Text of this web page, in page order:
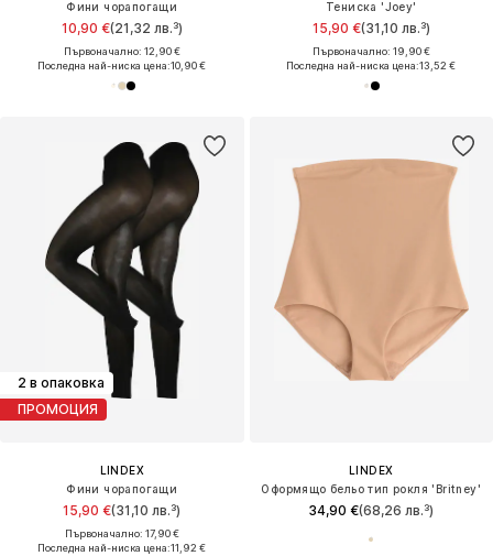
Фини чорапогащи
10,90 €(21,32 лв.³)
Първоначално: 12,90 €
Последна най-ниска цена:10,90 €
Тениска 'Joey'
15,90 €(31,10 лв.³)
Първоначално: 19,90 €
Последна най-ниска цена:13,52 €
2 в опаковка
ПРОМОЦИЯ
LINDEX
Фини чорапогащи
15,90 €(31,10 лв.³)
Първоначално: 17,90 €
Последна най-ниска цена:11,92 €
LINDEX
Оформящо бельо тип рокля 'Britney'
34,90 €(68,26 лв.³)